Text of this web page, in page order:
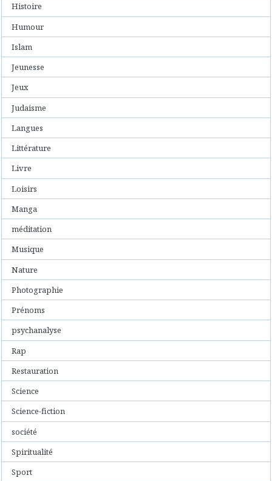
Histoire
Humour
Islam
Jeunesse
Jeux
Judaisme
Langues
Littérature
Livre
Loisirs
Manga
méditation
Musique
Nature
Photographie
Prénoms
psychanalyse
Rap
Restauration
Science
Science-fiction
société
Spiritualité
Sport